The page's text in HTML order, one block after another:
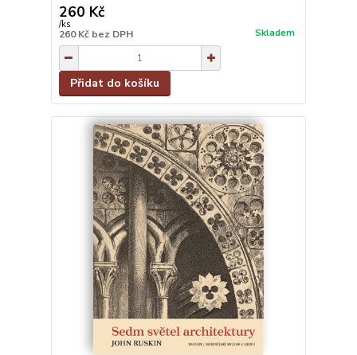
260 Kč
/ks
260 Kč bez DPH Skladem
Přidat do košíku